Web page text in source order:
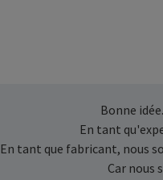
Bonne
En tant
En tant que fabricant, nous
Car nous